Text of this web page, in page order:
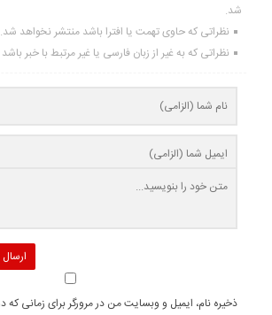
شد.
نظراتی که حاوی تهمت یا افترا باشد منتشر نخواهد شد.
نظراتی که به غیر از زبان فارسی یا غیر مرتبط با خبر
ذخیره نام، ایمیل و وبسایت من در مرورگر برای زمانی که